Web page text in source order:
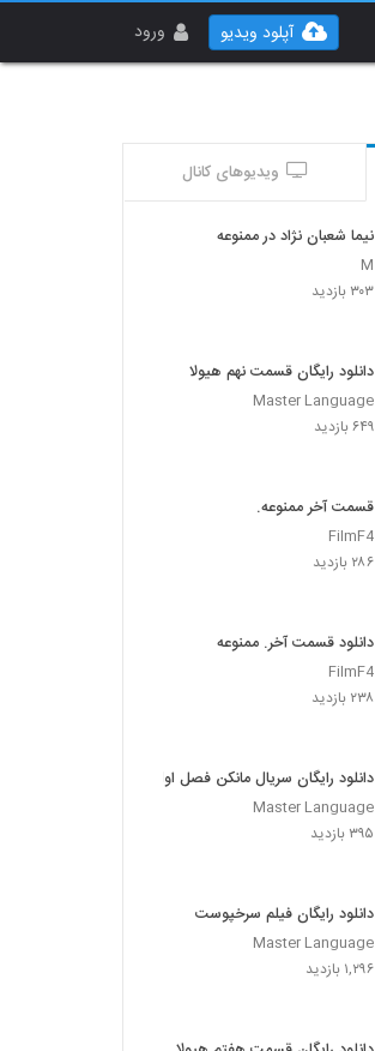
ورود آپلود ویدیو
ویدیوهای کانال
نیما شعبان نژاد در ممنوعه
M
۳۰۳ بازدید
دانلود رایگان قسمت نهم هیولا
Master Language
۶۴۹ بازدید
قسمت آخر ممنوعه.
FilmF4
۲۸۶ بازدید
دانلود قسمت آخر. ممنوعه
FilmF4
۲۳۸ بازدید
دانلود رایگان سریال مانکن فصل اول
Master Language
۳۹۵ بازدید
دانلود رایگان فیلم سرخپوست
Master Language
۱,۲۹۶ بازدید